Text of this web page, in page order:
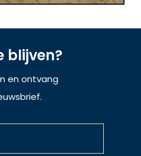
blijven?
en ontvang